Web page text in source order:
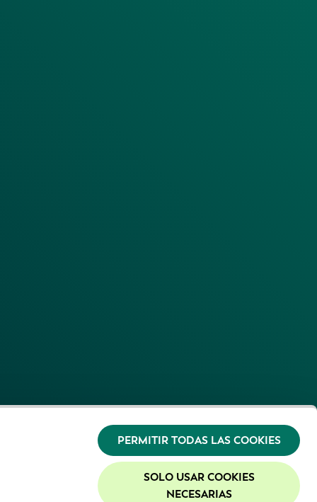
PERMITIR TODAS LAS COOKIES
SOLO USAR COOKIES
NECESARIAS